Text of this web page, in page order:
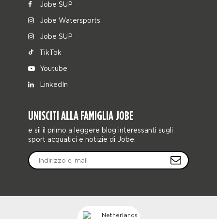
Jobe SUP
Jobe Watersports
Jobe SUP
TikTok
Youtube
LinkedIn
UNISCITI ALLA FAMIGLIA JOBE
e sii il primo a leggere blog interessanti sugli
sport acquatici e notizie di Jobe.
Netherlands